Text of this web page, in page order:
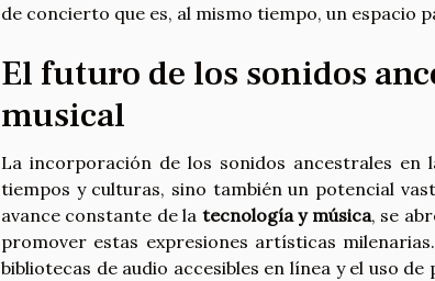
de concierto que es, al mismo tiempo, un espacio
El futuro de los sonidos
musical
La incorporación de los sonidos ancestrales
tiempos y culturas, sino también un potencial
avance constante de la tecnología y música, se
promover estas expresiones artísticas
bibliotecas de audio accesibles en línea y el uso